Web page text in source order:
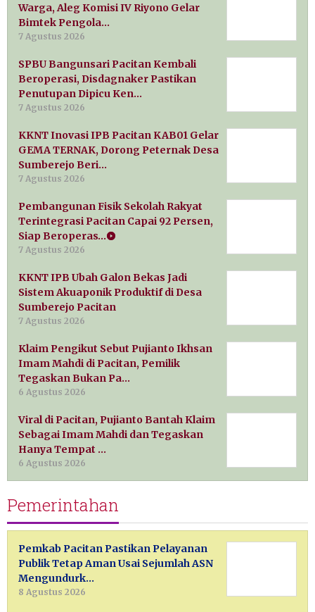
Warga, Aleg Komisi IV Riyono Gelar
Bimtek Pengola…
7 Agustus 2026
SPBU Bangunsari Pacitan Kembali
Beroperasi, Disdagnaker Pastikan
Penutupan Dipicu Ken…
7 Agustus 2026
KKNT Inovasi IPB Pacitan KAB01 Gelar
GEMA TERNAK, Dorong Peternak Desa
Sumberejo Beri…
7 Agustus 2026
Pembangunan Fisik Sekolah Rakyat
Terintegrasi Pacitan Capai 92 Persen,
Siap Beroperas…
7 Agustus 2026
KKNT IPB Ubah Galon Bekas Jadi
Sistem Akuaponik Produktif di Desa
Sumberejo Pacitan
7 Agustus 2026
Klaim Pengikut Sebut Pujianto Ikhsan
Imam Mahdi di Pacitan, Pemilik
Tegaskan Bukan Pa…
6 Agustus 2026
Viral di Pacitan, Pujianto Bantah Klaim
Sebagai Imam Mahdi dan Tegaskan
Hanya Tempat …
6 Agustus 2026
Pemerintahan
Pemkab Pacitan Pastikan Pelayanan
Publik Tetap Aman Usai Sejumlah ASN
Mengundurk…
8 Agustus 2026